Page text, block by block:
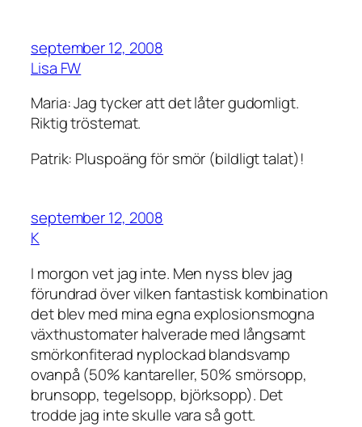
september 12, 2008
Lisa FW
Maria: Jag tycker att det låter gudomligt.
Riktig tröstemat.
Patrik: Pluspoäng för smör (bildligt talat)!
september 12, 2008
K
I morgon vet jag inte. Men nyss blev jag
förundrad över vilken fantastisk kombination
det blev med mina egna explosionsmogna
växthustomater halverade med långsamt
smörkonfiterad nyplockad blandsvamp
ovanpå (50% kantareller, 50% smörsopp,
brunsopp, tegelsopp, björksopp). Det
trodde jag inte skulle vara så gott.